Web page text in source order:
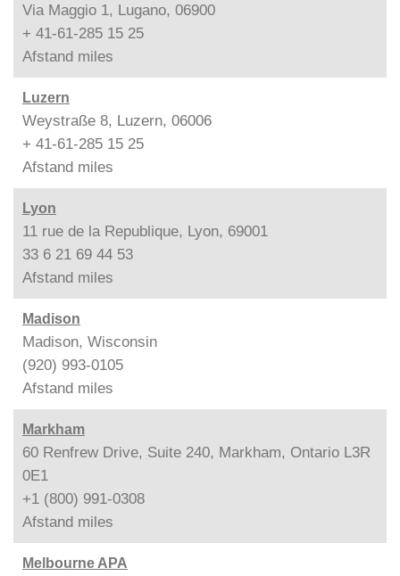
Via Maggio 1, Lugano, 06900
+ 41-61-285 15 25
Afstand miles
Luzern
Weystraße 8, Luzern, 06006
+ 41-61-285 15 25
Afstand miles
Lyon
11 rue de la Republique, Lyon, 69001
33 6 21 69 44 53
Afstand miles
Madison
Madison, Wisconsin
(920) 993-0105
Afstand miles
Markham
60 Renfrew Drive, Suite 240, Markham, Ontario L3R
0E1
+1 (800) 991-0308
Afstand miles
Melbourne APA